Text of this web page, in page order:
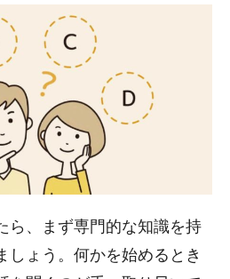
ら、まず専門的な知識を持
しょう。何かを始めるとき